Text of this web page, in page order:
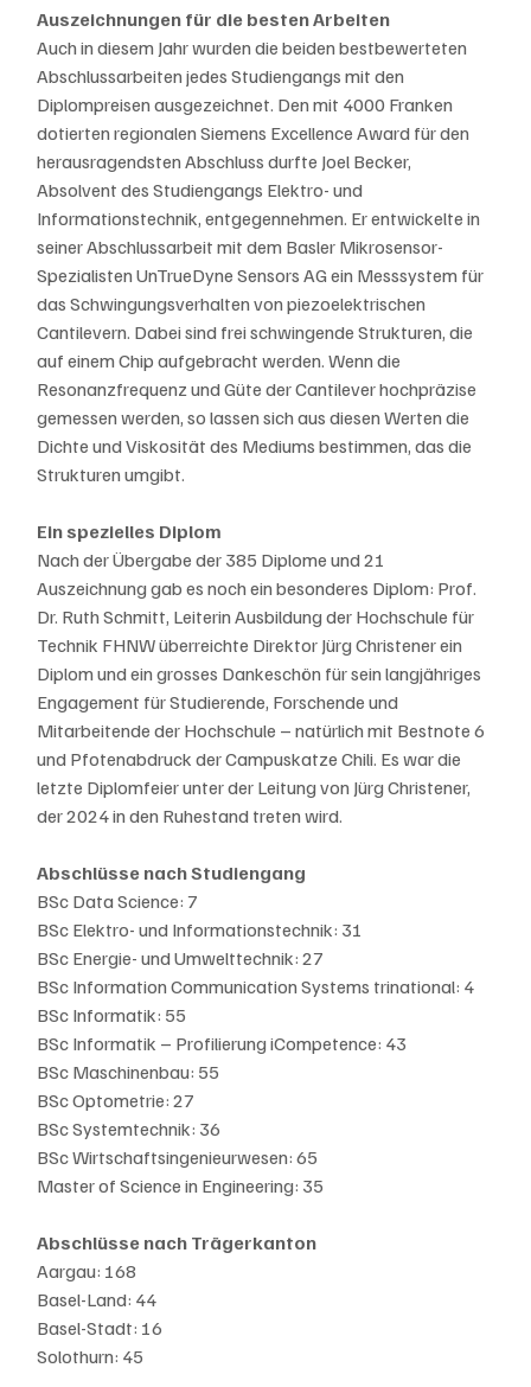
Auszeichnungen für die besten Arbeiten
Auch in diesem Jahr wurden die beiden bestbewerteten
Abschlussarbeiten jedes Studiengangs mit den
Diplompreisen ausgezeichnet. Den mit 4000 Franken
dotierten regionalen Siemens Excellence Award für den
herausragendsten Abschluss durfte Joel Becker,
Absolvent des Studiengangs Elektro- und
Informationstechnik, entgegennehmen. Er entwickelte in
seiner Abschlussarbeit mit dem Basler Mikrosensor-
Spezialisten UnTrueDyne Sensors AG ein Messsystem für
das Schwingungsverhalten von piezoelektrischen
Cantilevern. Dabei sind frei schwingende Strukturen, die
auf einem Chip aufgebracht werden. Wenn die
Resonanzfrequenz und Güte der Cantilever hochpräzise
gemessen werden, so lassen sich aus diesen Werten die
Dichte und Viskosität des Mediums bestimmen, das die
Strukturen umgibt.
Ein spezielles Diplom
Nach der Übergabe der 385 Diplome und 21
Auszeichnung gab es noch ein besonderes Diplom: Prof.
Dr. Ruth Schmitt, Leiterin Ausbildung der Hochschule für
Technik FHNW überreichte Direktor Jürg Christener ein
Diplom und ein grosses Dankeschön für sein langjähriges
Engagement für Studierende, Forschende und
Mitarbeitende der Hochschule – natürlich mit Bestnote 6
und Pfotenabdruck der Campuskatze Chili. Es war die
letzte Diplomfeier unter der Leitung von Jürg Christener,
der 2024 in den Ruhestand treten wird.
Abschlüsse nach Studiengang
BSc Data Science: 7
BSc Elektro- und Informationstechnik: 31
BSc Energie- und Umwelttechnik: 27
BSc Information Communication Systems trinational: 4
BSc Informatik: 55
BSc Informatik – Profilierung iCompetence: 43
BSc Maschinenbau: 55
BSc Optometrie: 27
BSc Systemtechnik: 36
BSc Wirtschaftsingenieurwesen: 65
Master of Science in Engineering: 35
Abschlüsse nach Trägerkanton
Aargau: 168
Basel-Land: 44
Basel-Stadt: 16
Solothurn: 45